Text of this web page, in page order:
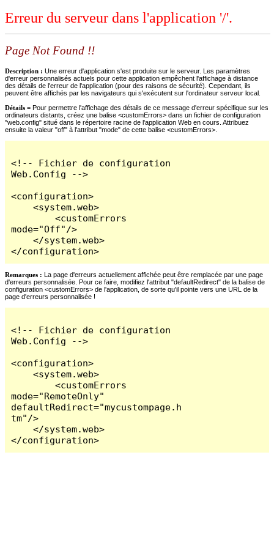
Erreur du serveur dans l'application '/'.
Page Not Found !!
Description : Une erreur d'application s'est produite sur le serveur. Les paramètres
d'erreur personnalisés actuels pour cette application empêchent l'affichage à distance
des détails de l'erreur de l'application (pour des raisons de sécurité). Cependant, ils
peuvent être affichés par les navigateurs qui s'exécutent sur l'ordinateur serveur local.
Détails = Pour permettre l'affichage des détails de ce message d'erreur spécifique sur les
ordinateurs distants, créez une balise <customErrors> dans un fichier de configuration
"web.config" situé dans le répertoire racine de l'application Web en cours. Attribuez
ensuite la valeur "off" à l'attribut "mode" de cette balise <customErrors>.
<!-- Fichier de configuration
Web.Config -->
<configuration>
    <system.web>
        <customErrors
mode="Off"/>
    </system.web>
</configuration>
Remarques : La page d'erreurs actuellement affichée peut être remplacée par une page
d'erreurs personnalisée. Pour ce faire, modifiez l'attribut "defaultRedirect" de la balise de
configuration <customErrors> de l'application, de sorte qu'il pointe vers une URL de la
page d'erreurs personnalisée !
<!-- Fichier de configuration
Web.Config -->
<configuration>
    <system.web>
        <customErrors
mode="RemoteOnly"
defaultRedirect="mycustompage.h
tm"/>
    </system.web>
</configuration>